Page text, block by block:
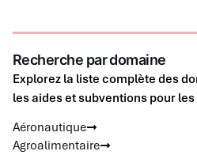
Recherche par domaine
Explorez la liste complète des
les aides et subventions pour
Aéronautique
Agroalimentaire